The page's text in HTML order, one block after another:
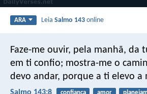
ARA LeiaSalmo 143 online
Faze-me ouvir, pela manhã, da
em ti confio; mostra-me o
devo andar, porque a ti elevo a
Salmo 143:8 confiança amor